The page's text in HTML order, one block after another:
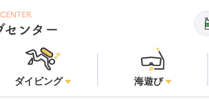
オープン
ダイビング 海遊び